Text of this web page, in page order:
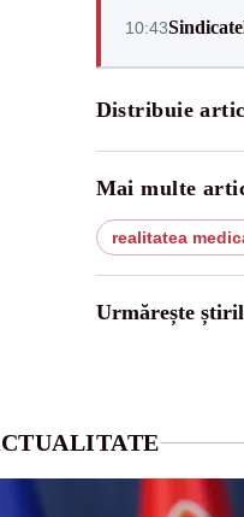
10:43
Distribuie
Mai multe
realitatea
Urmărește